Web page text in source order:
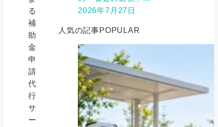
る
補
助
金
申
請
代
行
サ
ー
2026年7月27日
人気の記事POPULAR